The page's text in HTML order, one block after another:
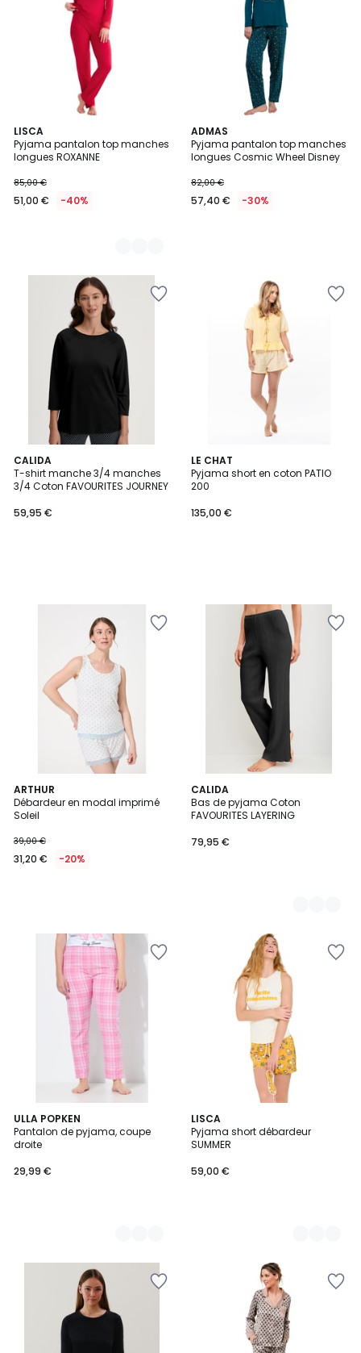
LISCA
Pyjama pantalon top manches
longues ROXANNE
85,00 €
51,00 € -40%
2
Couleurs
ADMAS
Pyjama pantalon top manches
longues Cosmic Wheel Disney
82,00 €
57,40 € -30%
CALIDA
T-shirt manche 3/4 manches
3/4 Coton FAVOURITES JOURNEY
59,95 €
LE CHAT
Pyjama short en coton PATIO
200
135,00 €
ARTHUR
Débardeur en modal imprimé
Soleil
39,00 €
31,20 € -20%
CALIDA
Bas de pyjama Coton
FAVOURITES LAYERING
79,95 €
2
Couleurs
ULLA POPKEN
Pantalon de pyjama, coupe
droite
29,99 €
2
Couleurs
LISCA
Pyjama short débardeur
SUMMER
59,00 €
2
Couleurs